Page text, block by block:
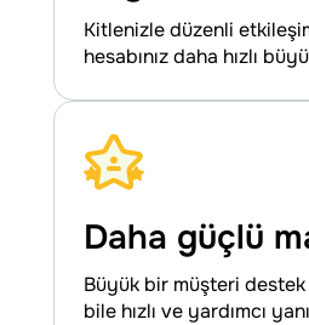
Kitlenizle düzenli
hesabınız daha hızlı
Daha güçlü
Büyük bir müşteri
bile hızlı ve yardımcı